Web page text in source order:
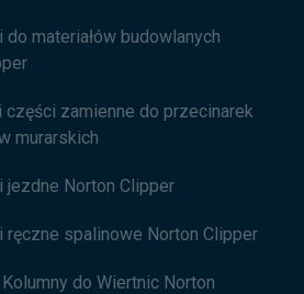
do materiałów budowlanych
części zamienne do przecinarek
murarskich
jezdne Norton Clipper
ręczne spalinowe Norton Clipper
do Wiertnic Norton